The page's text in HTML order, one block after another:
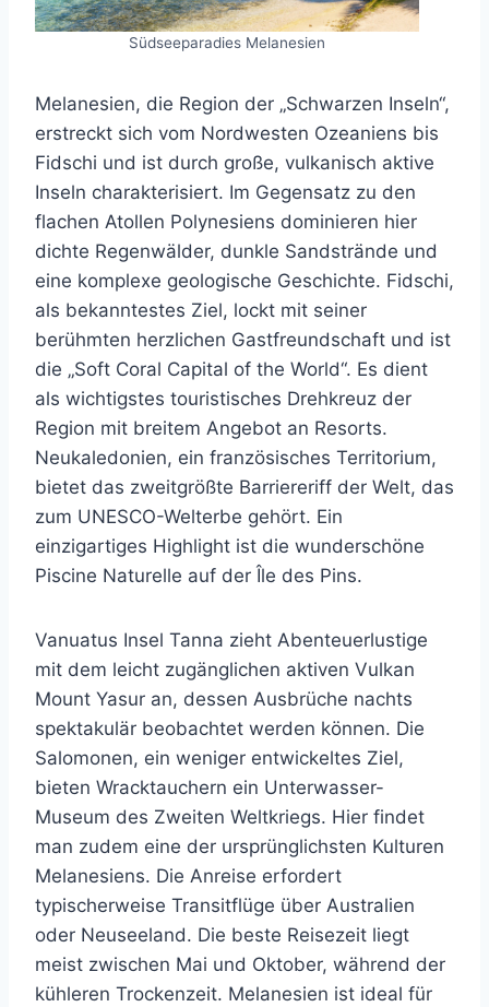
Südseeparadies Melanesien
Melanesien, die Region der „Schwarzen Inseln“,
erstreckt sich vom Nordwesten Ozeaniens bis
Fidschi und ist durch große, vulkanisch aktive
Inseln charakterisiert. Im Gegensatz zu den
flachen Atollen Polynesiens dominieren hier
dichte Regenwälder, dunkle Sandstrände und
eine komplexe geologische Geschichte. Fidschi,
als bekanntestes Ziel, lockt mit seiner
berühmten herzlichen Gastfreundschaft und ist
die „Soft Coral Capital of the World“. Es dient
als wichtigstes touristisches Drehkreuz der
Region mit breitem Angebot an Resorts.
Neukaledonien, ein französisches Territorium,
bietet das zweitgrößte Barriereriff der Welt, das
zum UNESCO-Welterbe gehört. Ein
einzigartiges Highlight ist die wunderschöne
Piscine Naturelle auf der Île des Pins.
Vanuatus Insel Tanna zieht Abenteuerlustige
mit dem leicht zugänglichen aktiven Vulkan
Mount Yasur an, dessen Ausbrüche nachts
spektakulär beobachtet werden können. Die
Salomonen, ein weniger entwickeltes Ziel,
bieten Wracktauchern ein Unterwasser-
Museum des Zweiten Weltkriegs. Hier findet
man zudem eine der ursprünglichsten Kulturen
Melanesiens. Die Anreise erfordert
typischerweise Transitflüge über Australien
oder Neuseeland. Die beste Reisezeit liegt
meist zwischen Mai und Oktober, während der
kühleren Trockenzeit. Melanesien ist ideal für